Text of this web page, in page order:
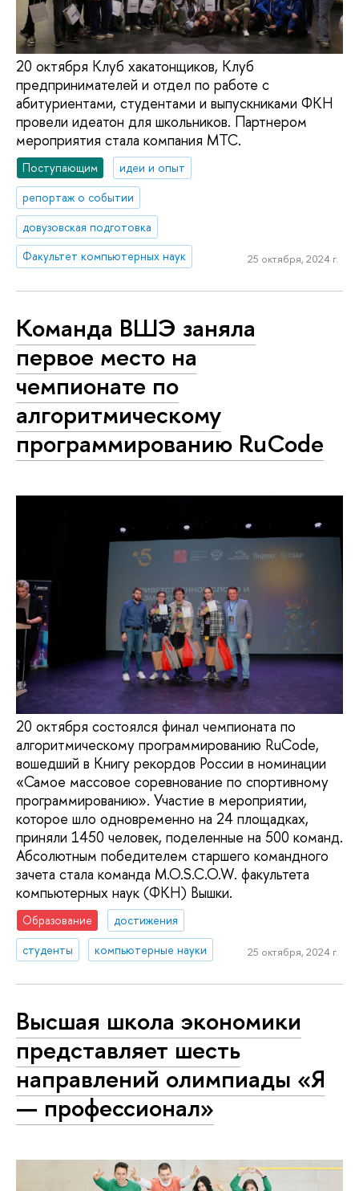
20 октября Клуб хакатонщиков, Клуб
предпринимателей и отдел по работе с
абитуриентами, студентами и выпускниками ФКН
провели идеатон для школьников. Партнером
мероприятия стала компания МТС.
Поступающим
идеи и опыт
репортаж о событии
довузовская подготовка
Факультет компьютерных наук
25 октября, 2024 г.
Команда ВШЭ заняла
первое место на
чемпионате по
алгоритмическому
программированию RuCode
20 октября состоялся финал чемпионата по
алгоритмическому программированию RuCode,
вошедший в Книгу рекордов России в номинации
«Самое массовое соревнование по спортивному
программированию». Участие в мероприятии,
которое шло одновременно на 24 площадках,
приняли 1450 человек, поделенные на 500 команд.
Абсолютным победителем старшего командного
зачета стала команда M.O.S.C.O.W. факультета
компьютерных наук (ФКН) Вышки.
Образование
достижения
студенты
компьютерные науки 25 октября, 2024 г.
Высшая школа экономики
представляет шесть
направлений олимпиады «Я
— профессионал»